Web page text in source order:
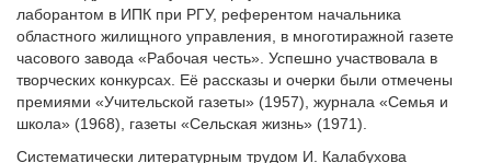
лаборантом в ИПК при РГУ, референтом начальника
областного жилищного управления, в многотиражной газете
часового завода «Рабочая честь». Успешно участвовала в
творческих конкурсах. Её рассказы и очерки были отмечены
премиями «Учительской газеты» (1957), журнала «Семья и
школа» (1968), газеты «Сельская жизнь» (1971).
Систематически литературным трудом И. Калабухова